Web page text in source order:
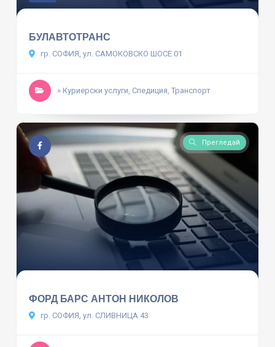
БУЛАВТОТРАНС
гр. СОФИЯ, ул. САМОКОВСКО ШОСЕ 01
» Куриерски услуги, Спедиция, Транспорт
Прегледай
ФОРД БАРС АНТОН НИКОЛОВ
гр. СОФИЯ, ул. СЛИВНИЦА 43